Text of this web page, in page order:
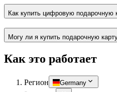
Как купить цифровую подарочную
Могу ли я купить подарочную
Как это работает
Регион Germany